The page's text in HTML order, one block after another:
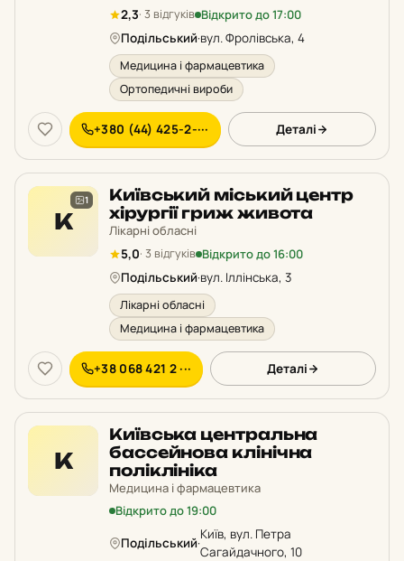
2,3· 3 відгуків Відкрито до 17:00
Подільський·вул. Фролівська, 4
Медицина і фармацевтика
Ортопедичні вироби
+380 (44) 425-2-··· Деталі
К
1
Київський міський центр
хірургії гриж живота
Лікарні обласні
5,0· 3 відгуків Відкрито до 16:00
Подільський·вул. Іллінська, 3
Лікарні обласні
Медицина і фармацевтика
+38 068 421 2 ··· Деталі
К
Київська центральна
бассейнова клінічна
поліклініка
Медицина і фармацевтика
Відкрито до 19:00
Подільський·
Київ, вул. Петра
Сагайдачного, 10